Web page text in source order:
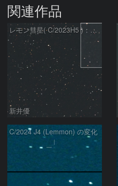
関連作品
レモン彗星( C/2023H5 )：2026/05/20
新井優
C/2024 J4 (Lemmon) の変化